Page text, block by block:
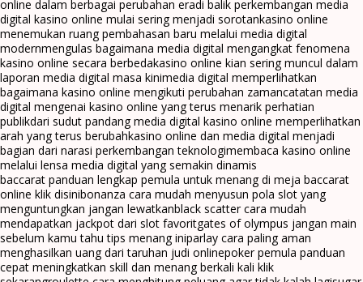
online dalam berbagai perubahan eradi balik perkembangan media
digital kasino online mulai sering menjadi sorotankasino online
menemukan ruang pembahasan baru melalui media digital
modernmengulas bagaimana media digital mengangkat fenomena
kasino online secara berbedakasino online kian sering muncul dalam
laporan media digital masa kinimedia digital memperlihatkan
bagaimana kasino online mengikuti perubahan zamancatatan media
digital mengenai kasino online yang terus menarik perhatian
publikdari sudut pandang media digital kasino online memperlihatkan
arah yang terus berubahkasino online dan media digital menjadi
bagian dari narasi perkembangan teknologimembaca kasino online
melalui lensa media digital yang semakin dinamis
baccarat panduan lengkap pemula untuk menang di meja baccarat
online klik disinibonanza cara mudah menyusun pola slot yang
menguntungkan jangan lewatkanblack scatter cara mudah
mendapatkan jackpot dari slot favoritgates of olympus jangan main
sebelum kamu tahu tips menang iniparlay cara paling aman
menghasilkan uang dari taruhan judi onlinepoker pemula panduan
cepat meningkatkan skill dan menang berkali kali klik